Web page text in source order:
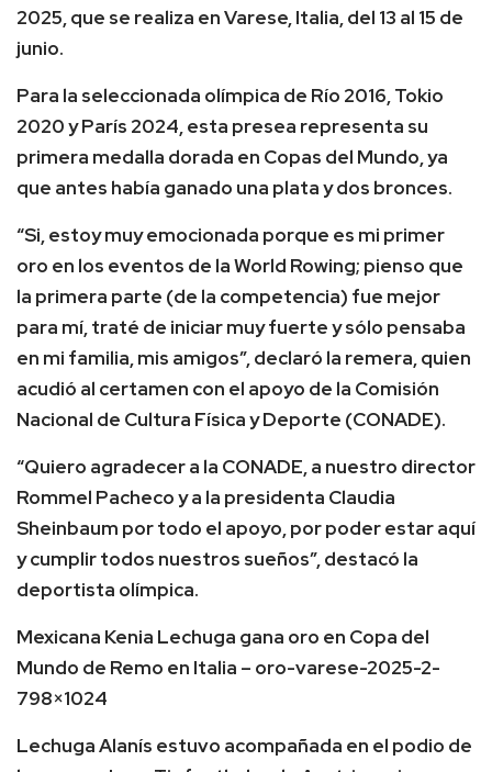
2025, que se realiza en Varese, Italia, del 13 al 15 de
junio.
Para la seleccionada olímpica de Río 2016, Tokio
2020 y París 2024, esta presea representa su
primera medalla dorada en Copas del Mundo, ya
que antes había ganado una plata y dos bronces.
“Si, estoy muy emocionada porque es mi primer
oro en los eventos de la World Rowing; pienso que
la primera parte (de la competencia) fue mejor
para mí, traté de iniciar muy fuerte y sólo pensaba
en mi familia, mis amigos”, declaró la remera, quien
acudió al certamen con el apoyo de la Comisión
Nacional de Cultura Física y Deporte (CONADE).
“Quiero agradecer a la CONADE, a nuestro director
Rommel Pacheco y a la presidenta Claudia
Sheinbaum por todo el apoyo, por poder estar aquí
y cumplir todos nuestros sueños”, destacó la
deportista olímpica.
Mexicana Kenia Lechuga gana oro en Copa del
Mundo de Remo en Italia – oro-varese-2025-2-
798×1024
Lechuga Alanís estuvo acompañada en el podio de